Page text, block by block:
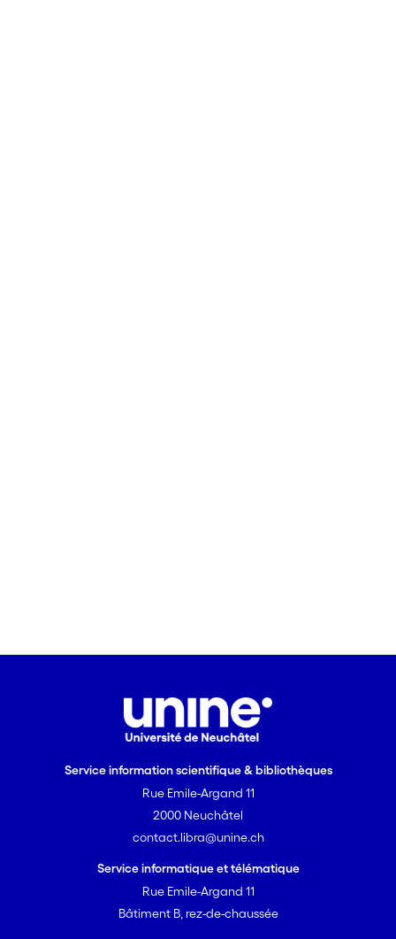
Service information scientifique & bibliothèques
Rue Emile-Argand 11
2000 Neuchâtel
contact.libra@unine.ch
Service informatique et télématique
Rue Emile-Argand 11
Bâtiment B, rez-de-chaussée